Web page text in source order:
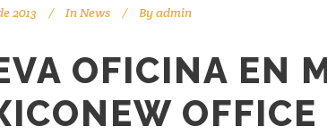
2013 InNews Byadmin
OFICINA EN
NEW